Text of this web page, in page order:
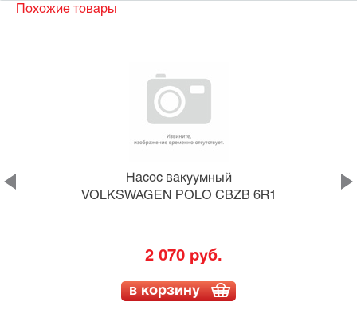
Похожие товары
Насос вакуумный
VOLKSWAGEN POLO CBZB 6R1
2 070 руб.
в корзину